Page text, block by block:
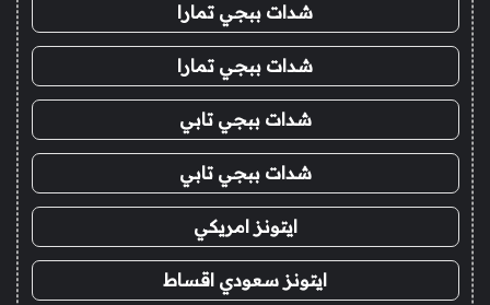
شدات ببجي تمارا
شدات ببجي تمارا
شدات ببجي تابي
شدات ببجي تابي
ايتونز امريكي
ايتونز سعودي اقساط